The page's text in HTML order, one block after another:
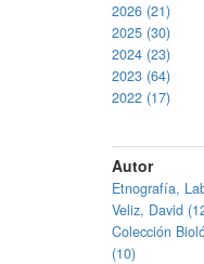
2026 (21)
2025 (30)
2024 (23)
2023 (64)
2022 (17)
Autor
Etnografía,
Veliz, David
Colección
(10)